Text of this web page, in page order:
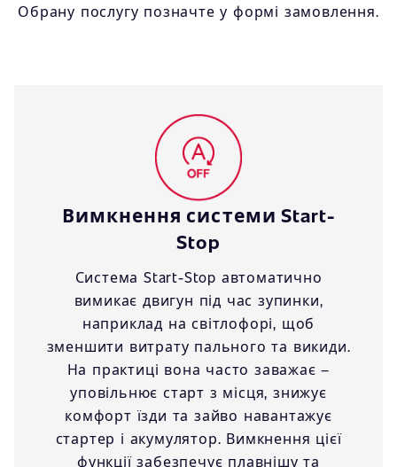
Обрану послугу позначте у формі замовлення.
Вимкнення системи Start-
Stop
Система Start-Stop автоматично
вимикає двигун під час зупинки,
наприклад на світлофорі, щоб
зменшити витрату пального та викиди.
На практиці вона часто заважає –
уповільнює старт з місця, знижує
комфорт їзди та зайво навантажує
стартер і акумулятор. Вимкнення цієї
функції забезпечує плавнішу та